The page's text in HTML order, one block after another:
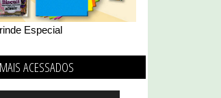
Especial
MAIS ACESSADOS